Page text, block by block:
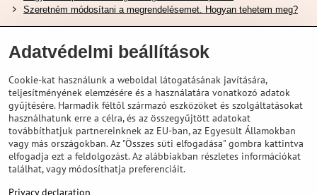
Szeretném módosítani a megrendelésemet. Hogyan tehetem meg?
Hasznos Linkek
Hogyan válasszuk ki a megfelelő felfüggesztési villát ?
Hogyan válasszuk ki a megfelelő méretű sisakot?
Shimano E-Bike Akkumulátor Útmutató
Schwalbe Tubeless Gumik Felfedezése
Adatvédelmi beállítások
Cookie-kat használunk a weboldal látogatásának javítására,
teljesítményének elemzésére és a használatára vonatkozó adatok
gyűjtésére. Harmadik féltől származó eszközöket és szolgáltatásokat
használhatunk erre a célra, és az összegyűjtött adatokat
továbbíthatjuk partnereinknek az EU-ban, az Egyesült Államokban
vagy más országokban. Az "Összes süti elfogadása" gombra kattintva
elfogadja ezt a feldolgozást. Az alábbiakban részletes információkat
találhat, vagy módosíthatja preferenciáit.
Privacy declaration